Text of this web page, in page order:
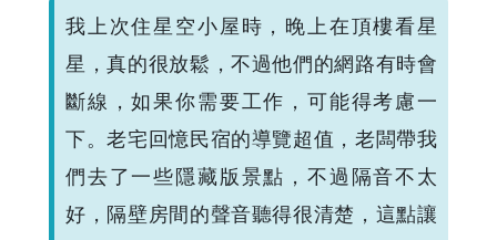
我上次住星空小屋時，晚上在頂樓看星
星，真的很放鬆，不過他們的網路有時會
斷線，如果你需要工作，可能得考慮一
下。老宅回憶民宿的導覽超值，老闆帶我
們去了一些隱藏版景點，不過隔音不太
好，隔壁房間的聲音聽得很清楚，這點讓